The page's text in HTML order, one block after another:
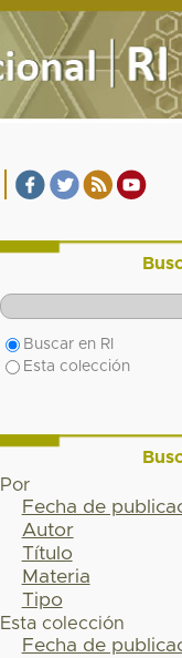
Buscar en RI
Esta colección
Por
Fecha de
Autor
Título
Materia
Tipo
Esta colección
Fecha de